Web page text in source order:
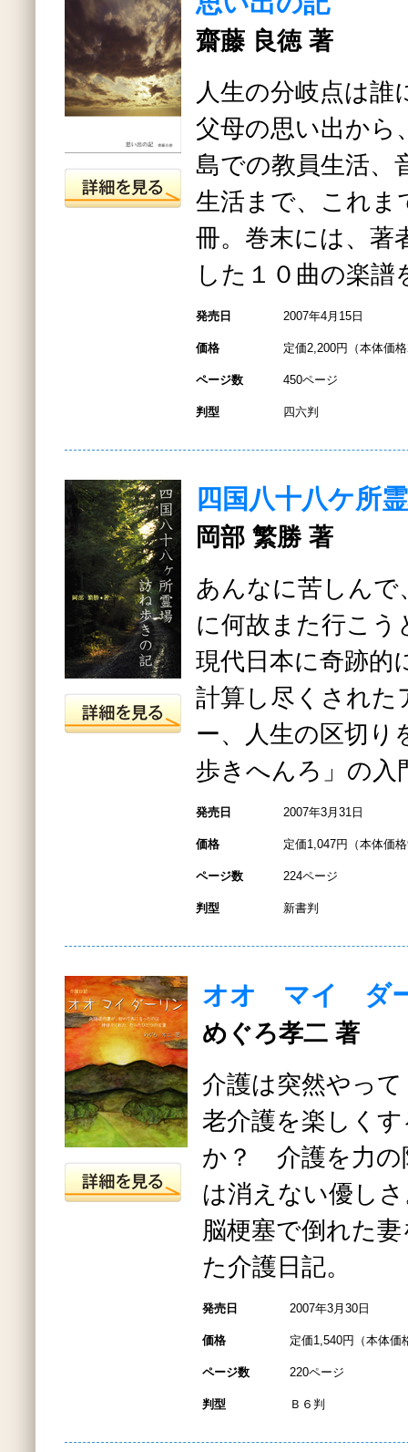
齋藤 良徳 著
人生の分岐点は誰
父母の思い出から
島での教員生活、
生活まで、これま
冊。巻末には、著
した１０曲の楽譜
発売日 2007年4月15日
価格 定価2,200円（本体価
ページ数 450ページ
判型 四六判
四国八十八ケ所
岡部 繁勝 著
あんなに苦しんで
に何故また行こ
現代日本に奇跡的
計算し尽くされ
ー、人生の区切り
歩きへんろ」の入
発売日 2007年3月31日
価格 定価1,047円（本体価
ページ数 224ページ
判型 新書判
オオ マイ ダ
めぐろ孝二 著
介護は突然やっ
老介護を楽しく
か？ 介護を力の
は消えない優し
脳梗塞で倒れた
た介護日記。
発売日 2007年3月30日
価格 定価1,540円（本体価
ページ数 220ページ
判型 Ｂ６判